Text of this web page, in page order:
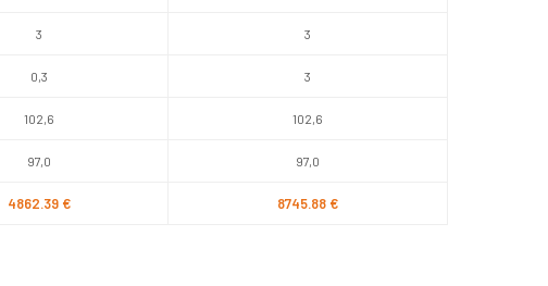
3 3
0,3 3
102,6 102,6
97,0 97,0
4862.39 € 8745.88 €